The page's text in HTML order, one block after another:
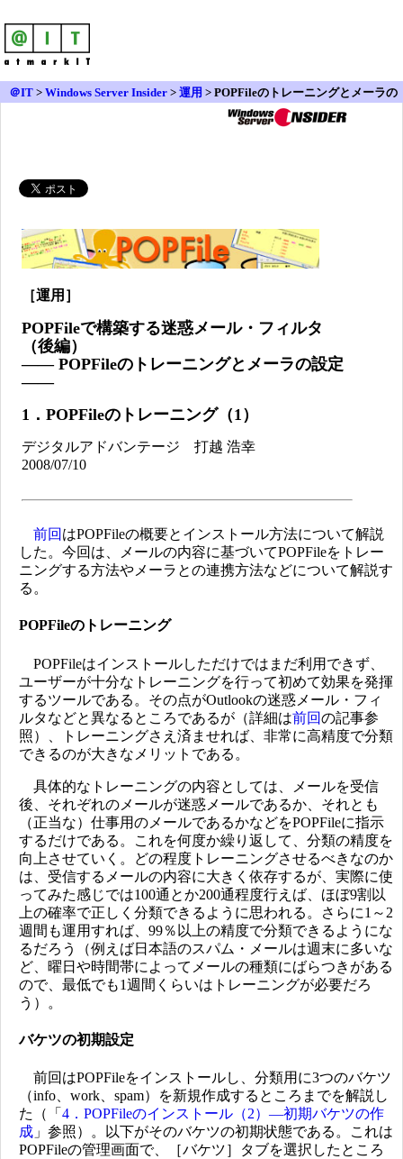
＠IT > Windows Server Insider > 運用 > POPFileのトレーニングとメーラの
［運用］
POPFileで構築する迷惑メール・フィルタ
（後編）
―― POPFileのトレーニングとメーラの設定
――
1．POPFileのトレーニング（1）
デジタルアドバンテージ 打越 浩幸
2008/07/10
前回 はPOPFileの概要とインストール方法について解説
した。今回は、メールの内容に基づいてPOPFileをトレー
ニングする方法やメーラとの連携方法などについて解説す
る。
POPFileのトレーニング
POPFileはインストールしただけではまだ利用できず、
ユーザーが十分なトレーニングを行って初めて効果を発揮
するツールである。その点がOutlookの迷惑メール・フィ
ルタなどと異なるところであるが（詳細は前回の記事参
照）、トレーニングさえ済ませれば、非常に高精度で分類
できるのが大きなメリットである。
具体的なトレーニングの内容としては、メールを受信
後、それぞれのメールが迷惑メールであるか、それとも
（正当な）仕事用のメールであるかなどをPOPFileに指示
するだけである。これを何度か繰り返して、分類の精度を
向上させていく。どの程度トレーニングさせるべきなのか
は、受信するメールの内容に大きく依存するが、実際に使
ってみた感じでは100通とか200通程度行えば、ほぼ9割以
上の確率で正しく分類できるように思われる。さらに1～2
週間も運用すれば、99％以上の精度で分類できるようにな
るだろう（例えば日本語のスパム・メールは週末に多いな
ど、曜日や時間帯によってメールの種類にばらつきがある
ので、最低でも1週間くらいはトレーニングが必要だろ
う）。
バケツの初期設定
前回はPOPFileをインストールし、分類用に3つのバケツ
（info、work、spam）を新規作成するところまでを解説し
た（「 4．POPFileのインストール（2）―初期バケツの作
成 」参照）。以下がそのバケツの初期状態である。これは
POPFileの管理画面で、［バケツ］タブを選択したところ